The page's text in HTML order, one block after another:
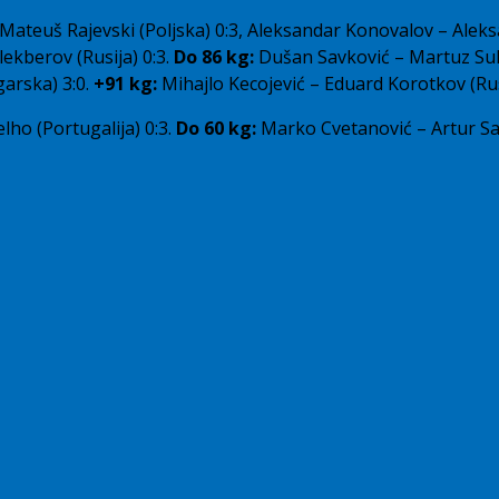
Rajevski (Poljska) 0:3, Aleksandar Konovalov –
(Rusija) 0:3. Do 86 kg: Dušan Savković – Martuz
3:0. +91 kg: Mihajlo Kecojević – Eduard Korotkov
(Portugalija) 0:3. Do 60 kg: Marko Cvetanović – Artur